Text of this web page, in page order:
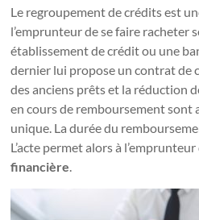
Le regroupement de crédits est
l’emprunteur de se faire racheter
établissement de crédit ou une
dernier lui propose un contrat de
des anciens prêts et la réduction
en cours de remboursement sont
unique. La durée du
L’acte permet alors à l’emprunteur
financière.